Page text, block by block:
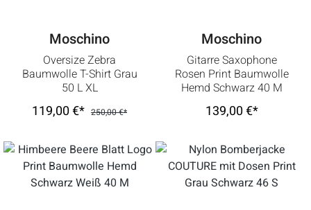
Moschino
Oversize Zebra
Baumwolle T-Shirt Grau
50 L XL
119,00 €* 250,00 €*
Moschino
Gitarre Saxophone
Rosen Print Baumwolle
Hemd Schwarz 40 M
139,00 €*